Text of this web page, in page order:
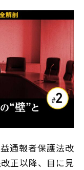
通報者保護法改
正以降、目に見